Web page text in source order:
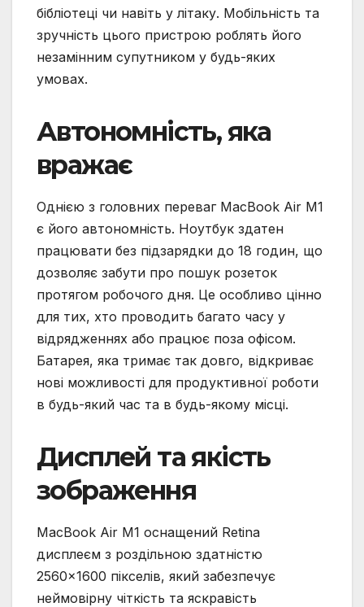
бібліотеці чи навіть у літаку. Мобільність та
зручність цього пристрою роблять його
незамінним супутником у будь-яких
умовах.
Автономність, яка
вражає
Однією з головних переваг MacBook Air M1
є його автономність. Ноутбук здатен
працювати без підзарядки до 18 годин, що
дозволяє забути про пошук розеток
протягом робочого дня. Це особливо цінно
для тих, хто проводить багато часу у
відрядженнях або працює поза офісом.
Батарея, яка тримає так довго, відкриває
нові можливості для продуктивної роботи
в будь-який час та в будь-якому місці.
Дисплей та якість
зображення
MacBook Air M1 оснащений Retina
дисплеєм з роздільною здатністю
2560×1600 пікселів, який забезпечує
неймовірну чіткість та яскравість